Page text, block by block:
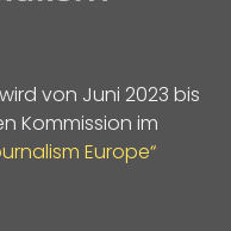
von Juni 2023 bis
Kommission im
Europe“